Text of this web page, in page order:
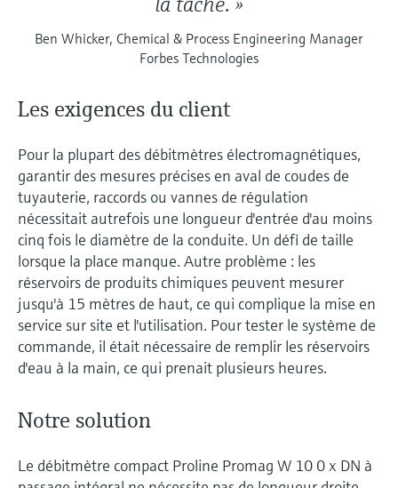
Ben Whicker, Chemical & Process Engineering Manager
Forbes Technologies
Les exigences du client
Pour la plupart des débitmètres électromagnétiques,
garantir des mesures précises en aval de coudes de
tuyauterie, raccords ou vannes de régulation
nécessitait autrefois une longueur d'entrée d'au moins
cinq fois le diamètre de la conduite. Un défi de taille
lorsque la place manque. Autre problème : les
réservoirs de produits chimiques peuvent mesurer
jusqu'à 15 mètres de haut, ce qui complique la mise en
service sur site et l'utilisation. Pour tester le système de
commande, il était nécessaire de remplir les réservoirs
d'eau à la main, ce qui prenait plusieurs heures.
Notre solution
Le débitmètre compact Proline Promag W 10 0 x DN à